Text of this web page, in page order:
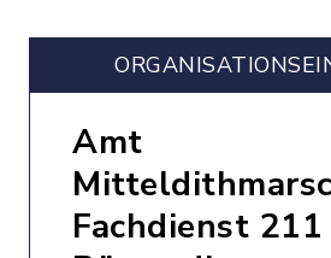
Amt
Fachdienst 211